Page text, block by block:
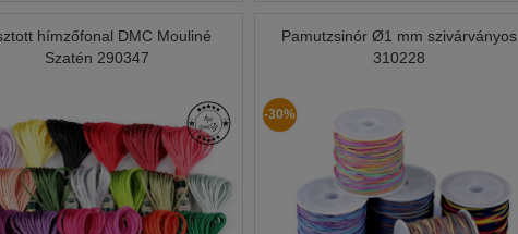
hímzőfonal DMC Mouliné
Szatén 290347
Pamutzsinór Ø1 mm szivárványos
310228
-30%